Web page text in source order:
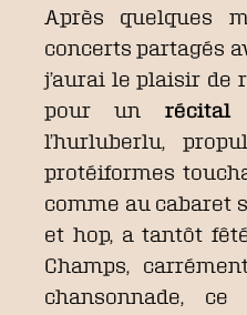
Après quelques
concerts partagés
j’aurai le plaisir de
pour un récital
l’hurluberlu,
protéiformes
comme au cabaret
et hop, a tantôt
Champs,
chansonnade,